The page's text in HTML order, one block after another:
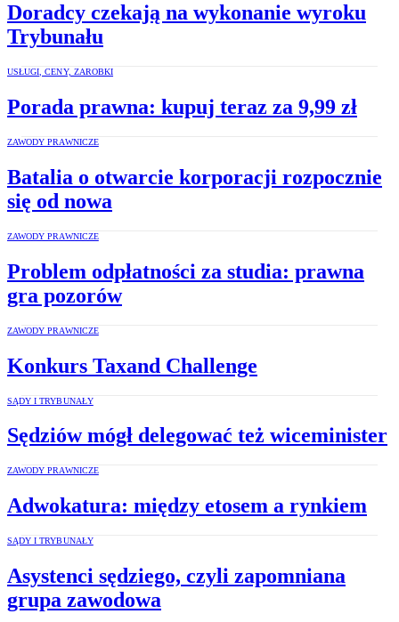
Doradcy czekają na wykonanie wyroku
Trybunału
USŁUGI, CENY, ZAROBKI
Porada prawna: kupuj teraz za 9,99 zł
ZAWODY PRAWNICZE
Batalia o otwarcie korporacji rozpocznie
się od nowa
ZAWODY PRAWNICZE
Problem odpłatności za studia: prawna
gra pozorów
ZAWODY PRAWNICZE
Konkurs Taxand Challenge
SĄDY I TRYBUNAŁY
Sędziów mógł delegować też wiceminister
ZAWODY PRAWNICZE
Adwokatura: między etosem a rynkiem
SĄDY I TRYBUNAŁY
Asystenci sędziego, czyli zapomniana
grupa zawodowa